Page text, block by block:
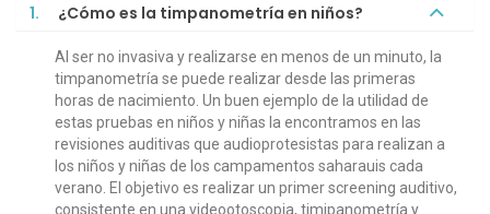
1. ¿Cómo es la timpanometría en niños?
Al ser no invasiva y realizarse en menos de un minuto, la
timpanometría se puede realizar desde las primeras
horas de nacimiento. Un buen ejemplo de la utilidad de
estas pruebas en niños y niñas la encontramos en las
revisiones auditivas que audioprotesistas para realizan a
los niños y niñas de los campamentos saharauis cada
verano. El objetivo es realizar un primer screening auditivo,
consistente en una videootoscopia, timipanometría y